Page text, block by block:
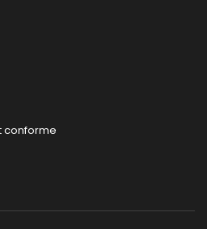
conforme